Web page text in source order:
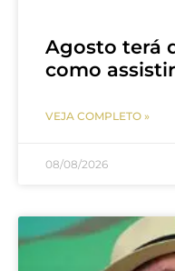
Agosto terá
como
VEJA COMPLETO »
08/08/2026